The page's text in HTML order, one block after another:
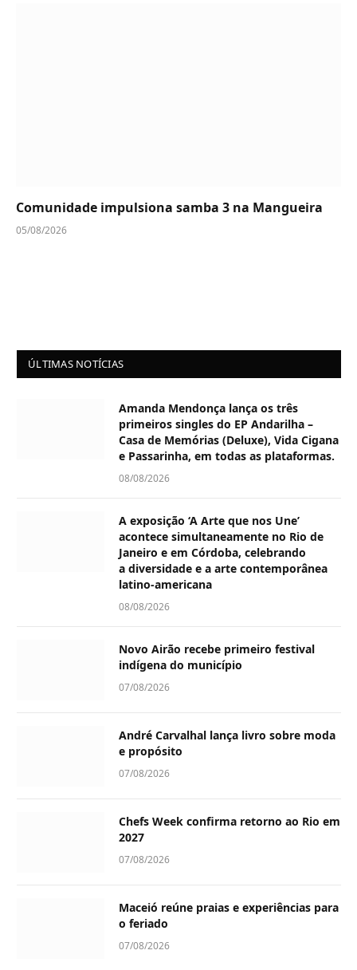
Comunidade impulsiona samba 3 na Mangueira
05/08/2026
ÚLTIMAS NOTÍCIAS
Amanda Mendonça lança os três
primeiros singles do EP Andarilha –
Casa de Memórias (Deluxe), Vida Cigana
e Passarinha, em todas as plataformas.
08/08/2026
A exposição ‘A Arte que nos Une’
acontece simultaneamente no Rio de
Janeiro e em Córdoba, celebrando
a diversidade e a arte contemporânea
latino-americana
08/08/2026
Novo Airão recebe primeiro festival
indígena do município
07/08/2026
André Carvalhal lança livro sobre moda
e propósito
07/08/2026
Chefs Week confirma retorno ao Rio em
2027
07/08/2026
Maceió reúne praias e experiências para
o feriado
07/08/2026